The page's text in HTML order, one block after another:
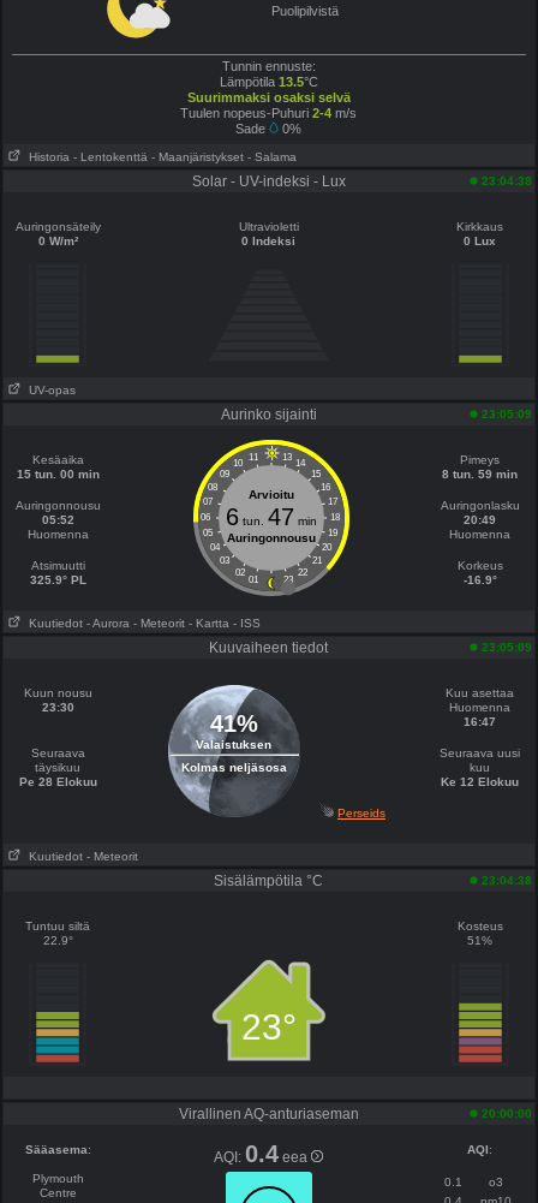
Puolipilvistä
Tunnin ennuste:
Lämpötila 13.5°C
Suurimmaksi osaksi selvä
Tuulen nopeus-Puhuri 2-4 m/s
Sade
0%
Historia - Lentokenttä - Maanjäristykset - Salama
Solar - UV-indeksi - Lux 23:04:38
Auringonsäteily
0 W/m²
Ultravioletti
0 Indeksi
Kirkkaus
0 Lux
UV-opas
Aurinko sijainti 23:05:09
Kesäaika
15 tun. 00 min
Auringonnousu
05:52
Huomenna
Atsimuutti
325.9° PL
11 13
10
14
09
15
08
16
07
17
06
18
05
19
04
20
03
21
02
22
01 23
Arvioitu
6tun. 47 min
Auringonnousu
Pimeys
8 tun. 59 min
Auringonlasku
20:49
Huomenna
Korkeus
-16.9°
Kuutiedot - Aurora - Meteorit - Kartta - ISS
Kuuvaiheen tiedot 23:05:09
Kuun nousu
23:30
Seuraava
täysikuu
Pe 28 Elokuu
41%
Valaistuksen
Kolmas neljäsosa
Kuu asettaa
Huomenna
16:47
Seuraava uusi
kuu
Ke 12 Elokuu
Perseids
Kuutiedot - Meteorit
Sisälämpötila °C 23:04:38
Tuntuu siltä
22.9°
23°
Kosteus
51%
Virallinen AQ-anturiaseman 20:00:00
Sääasema:
Plymouth
Centre
AQI:0.4 eea AQI:
0.1
o3